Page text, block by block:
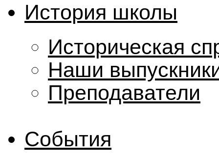
История школы
Историческая
Наши
Преподаватели
События